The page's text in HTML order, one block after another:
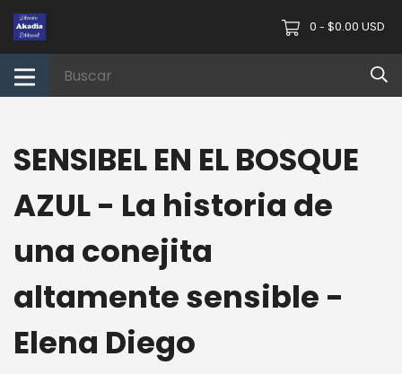
0 - $0.00 USD
SENSIBEL EN EL BOSQUE
AZUL - La historia de
una conejita
altamente sensible -
Elena Diego